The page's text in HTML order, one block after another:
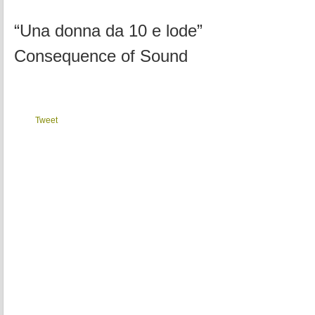
“Una donna da 10 e lode”
Consequence of Sound
Tweet